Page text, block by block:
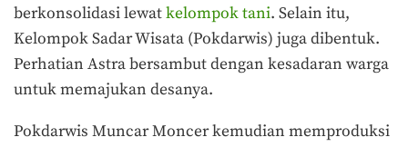
berkonsolidasi lewatkelompok tani. Selain itu,
Kelompok Sadar Wisata (Pokdarwis) juga dibentuk.
Perhatian Astra bersambut dengan kesadaran warga
untuk memajukan desanya.
Pokdarwis Muncar Moncer kemudian memproduksi